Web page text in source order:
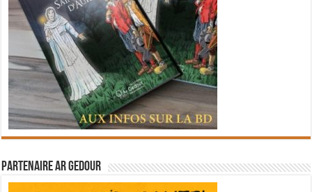
Partenaire Ar Gedour